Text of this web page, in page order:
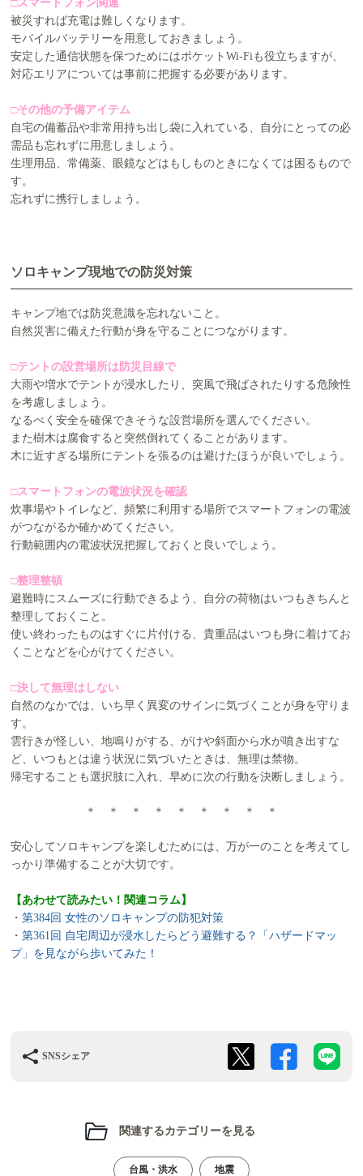
□スマートフォン関連
被災すれば充電は難しくなります。
モバイルバッテリーを用意しておきましょう。
安定した通信状態を保つためにはポケットWi-Fiも役立ちますが、
対応エリアについては事前に把握する必要があります。
□その他の予備アイテム
自宅の備蓄品や非常用持ち出し袋に入れている、自分にとっての必
需品も忘れずに用意しましょう。
生理用品、常備薬、眼鏡などはもしものときになくては困るもので
す。
忘れずに携行しましょう。
ソロキャンプ現地での防災対策
キャンプ地では防災意識を忘れないこと。
自然災害に備えた行動が身を守ることにつながります。
□テントの設営場所は防災目線で
大雨や増水でテントが浸水したり、突風で飛ばされたりする危険性
を考慮しましょう。
なるべく安全を確保できそうな設営場所を選んでください。
また樹木は腐食すると突然倒れてくることがあります。
木に近すぎる場所にテントを張るのは避けたほうが良いでしょう。
□スマートフォンの電波状況を確認
炊事場やトイレなど、頻繁に利用する場所でスマートフォンの電波
がつながるか確かめてください。
行動範囲内の電波状況把握しておくと良いでしょう。
□整理整頓
避難時にスムーズに行動できるよう、自分の荷物はいつもきちんと
整理しておくこと。
使い終わったものはすぐに片付ける、貴重品はいつも身に着けてお
くことなどを心がけてください。
□決して無理はしない
自然のなかでは、いち早く異変のサインに気づくことが身を守りま
す。
雲行きが怪しい、地鳴りがする、がけや斜面から水が噴き出すな
ど、いつもとは違う状況に気づいたときは、無理は禁物。
帰宅することも選択肢に入れ、早めに次の行動を決断しましょう。
＊ ＊ ＊ ＊ ＊ ＊ ＊ ＊ ＊
安心してソロキャンプを楽しむためには、万が一のことを考えてし
っかり準備することが大切です。
【あわせて読みたい！関連コラム】
・第384回 女性のソロキャンプの防犯対策
・第361回 自宅周辺が浸水したらどう避難する？「ハザードマッ
プ」を見ながら歩いてみた！
SNSシェア
関連するカテゴリーを見る
台風・洪水 地震